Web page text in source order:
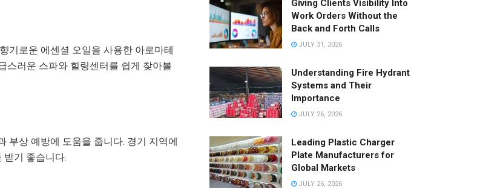
기로운 에센셜 오일을 사용한 아로마테
스러운 스파와 힐링센터를 쉽게 찾아볼
부상 예방에 도움을 줍니다. 경기 지역에
받기 좋습니다.
Giving Clients Visibility Into
Work Orders Without the
Back and Forth Calls
JULY 31, 2026
Understanding Fire Hydrant
Systems and Their
Importance
JULY 26, 2026
Leading Plastic Charger
Plate Manufacturers for
Global Markets
JULY 26, 2026